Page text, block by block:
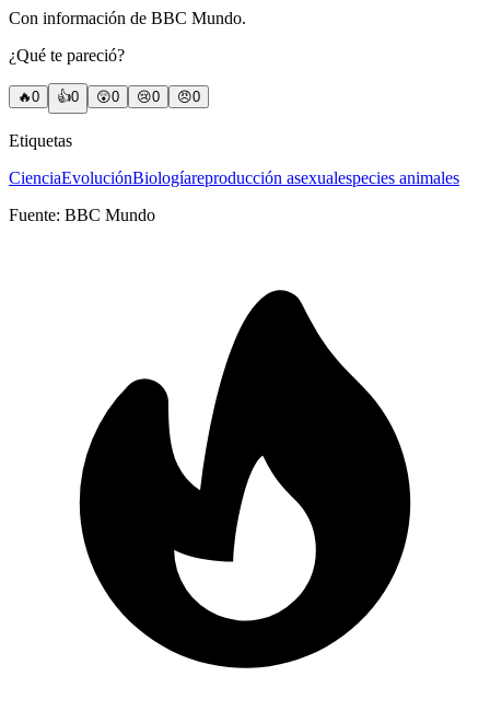
Con información de BBC Mundo.
¿Qué te pareció?
🔥0 👍0 😲0 😢0 😠0
Etiquetas
CienciaEvoluciónBiologíareproducción asexualespecies animales
Fuente: BBC Mundo